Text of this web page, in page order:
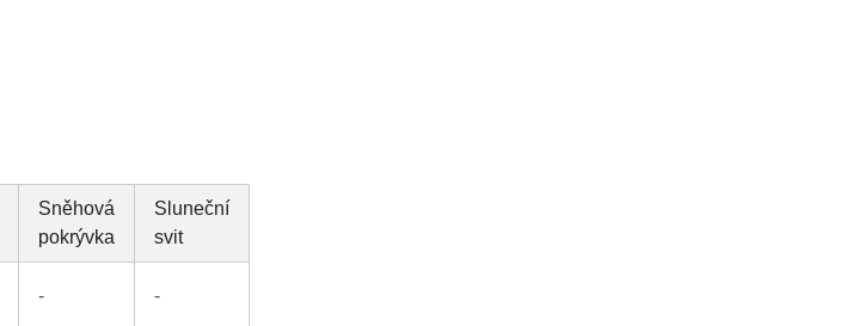
Sněhová
pokrývka
Sluneční
svit
- -